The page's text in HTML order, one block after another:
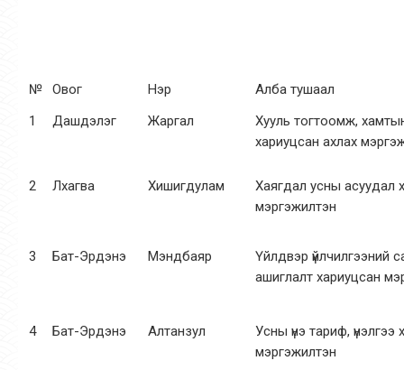
№ Овог Нэр
Алба тушаал
1
Дашдэлэг Жаргал
Хууль тогтоомж,
хариуцсан ахлах
2 Лхагва Хишигдулам
Хаягдал усны асуудал
мэргэжилтэн
3 Бат-Эрдэнэ Мэндбаяр
Үйлдвэр үйлчилгээний
ашиглалт хариуцсан
4 Бат-Эрдэнэ Алтанзул
Усны үнэ тариф, үнэлгээ
мэргэжилтэн